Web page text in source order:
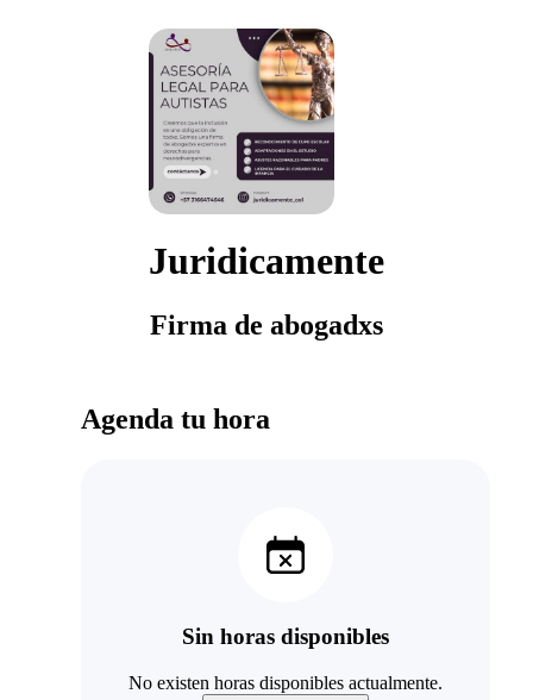
Juridicamente
Firma de abogadxs
Agenda tu hora
Sin horas disponibles
No existen horas disponibles actualmente.